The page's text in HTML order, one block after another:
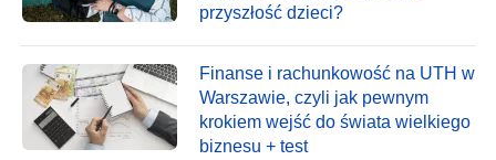
przyszłość dzieci?
Finanse i rachunkowość na UTH w
Warszawie, czyli jak pewnym
krokiem wejść do świata wielkiego
biznesu + test